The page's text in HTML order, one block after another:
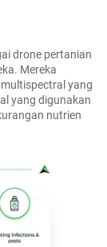
drone pertanian
Mereka
yang
yang digunakan
nutrien